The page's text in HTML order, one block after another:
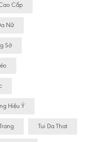
Cấp
Nữ
Sở
Hiệu Ý
Tui Da That